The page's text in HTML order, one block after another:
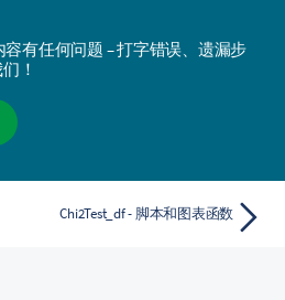
有任何问题 – 打字错误、遗漏步
！
Chi2Test_df - 脚本和图表函数